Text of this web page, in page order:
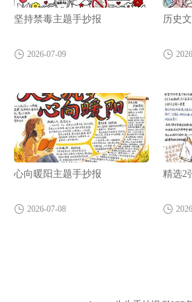
坚持禁毒主题手抄报
2026-07-09
历史
心向暖阳主题手抄报
2026-07-08
精选2